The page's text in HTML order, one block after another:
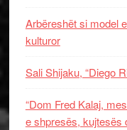
Arbëreshët si model
kulturor
Sali Shijaku, “Diego
“Dom Fred Kalaj,
e shpresës, kujtesës